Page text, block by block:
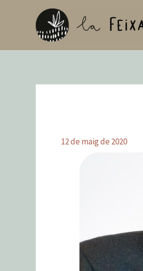
12 de maig de 2020